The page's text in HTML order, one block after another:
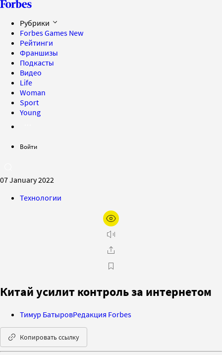
Рубрики
Forbes Games New
Рейтинги
Франшизы
Подкасты
Видео
Life
Woman
Sport
Young
Войти
07 January 2022
Технологии
Китай усилит контроль за интернетом
Тимур БатыровРедакция Forbes
Копировать ссылку